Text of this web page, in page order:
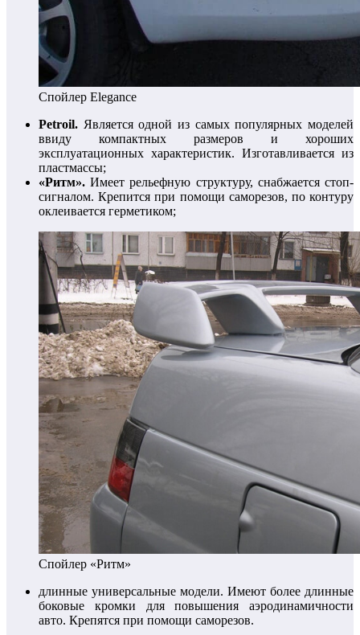
Спойлер Elegance
Petroil. Является одной из самых популярных моделей
ввиду компактных размеров и хороших
эксплуатационных характеристик. Изготавливается из
пластмассы;
«Ритм». Имеет рельефную структуру, снабжается стоп-
сигналом. Крепится при помощи саморезов, по контуру
оклеивается герметиком;
Спойлер «Ритм»
длинные универсальные модели. Имеют более длинные
боковые кромки для повышения аэродинамичности
авто. Крепятся при помощи саморезов.